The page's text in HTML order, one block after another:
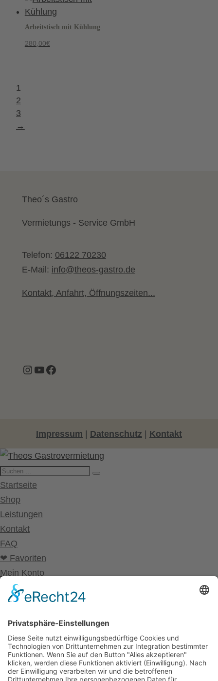
Arbeitstisch mit Kühlung
280,00€
1
2
3
→
Theo´s Gastro
Vermietungs - Service GmbH
Telefon: 06122 70230
E-Mail: info@theos-gastro.de
Kontakt, Anfahrt, Öffnungszeiten...
Instagram
YouTube
Facebook
Impressum | Datenschutz | Kontakt
Startseite
Shop
Leistungen
Kontakt
FAQ
❤ Favoriten
Mein Konto
Betriebsferien
Wir befinden uns vom